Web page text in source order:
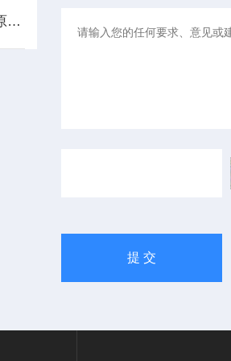
上海变频器过电压故障原因和应对措施